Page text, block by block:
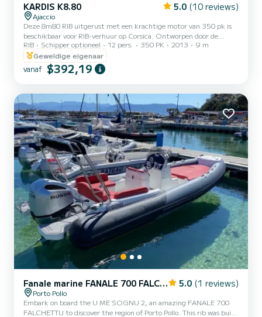
KARDIS K8.80 5.0 (10 reviews)
Ajaccio
Deze 8m80 RIB uitgerust met een krachtige motor van 350 pk is
beschikbaar voor RIB-verhuur op Corsica. Ontworpen door de
Italiaanse fabriek Kardis waar elke romp, elk detail met de hand
wordt afgewerkt en rigoureus wordt gecontroleerd. Het biedt
prachtige voor- en achterzon ligstoelen, een comfortabele zitbank
en een zonnescherm. Al deze uitrusting maakt het een ideale semi-
14 personen zonder schipper of 12 personen met schipper in...
RIB Schipper optioneel 12 pers. 350 PK 2013
9 m
Geweldige eigenaar
vanaf $392,19
Fanale marine FANALE 700 FALCHETTU 5.0 (1 reviews)
Porto Pollo
Embark on board the U ME SOGNU 2, an amazing FANALE 700
FALCHETTU to discover the region of Porto Pollo. This rib was built